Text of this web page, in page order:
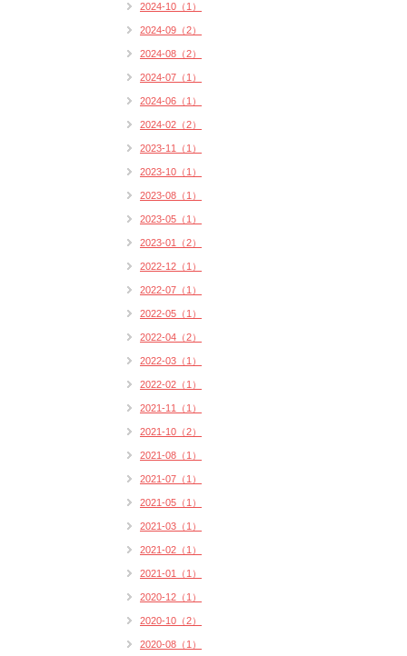
2024-10（1）
2024-09（2）
2024-08（2）
2024-07（1）
2024-06（1）
2024-02（2）
2023-11（1）
2023-10（1）
2023-08（1）
2023-05（1）
2023-01（2）
2022-12（1）
2022-07（1）
2022-05（1）
2022-04（2）
2022-03（1）
2022-02（1）
2021-11（1）
2021-10（2）
2021-08（1）
2021-07（1）
2021-05（1）
2021-03（1）
2021-02（1）
2021-01（1）
2020-12（1）
2020-10（2）
2020-08（1）